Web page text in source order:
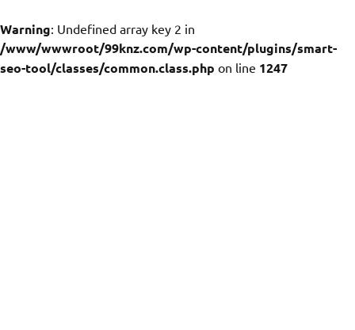
Warning: Undefined array key 2 in
/www/wwwroot/99knz.com/wp-content/plugins/smart-
seo-tool/classes/common.class.php on line 1247